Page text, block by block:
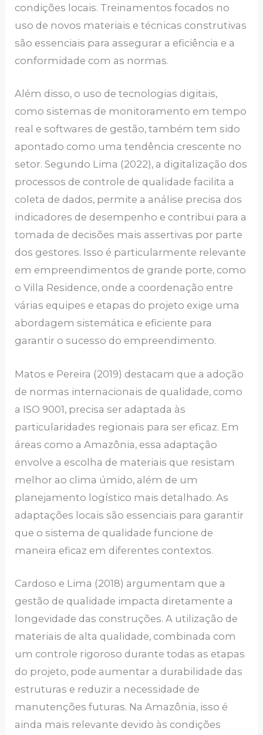
condições locais. Treinamentos focados no
uso de novos materiais e técnicas construtivas
são essenciais para assegurar a eficiência e a
conformidade com as normas.
Além disso, o uso de tecnologias digitais,
como sistemas de monitoramento em tempo
real e softwares de gestão, também tem sido
apontado como uma tendência crescente no
setor. Segundo Lima (2022), a digitalização dos
processos de controle de qualidade facilita a
coleta de dados, permite a análise precisa dos
indicadores de desempenho e contribui para a
tomada de decisões mais assertivas por parte
dos gestores. Isso é particularmente relevante
em empreendimentos de grande porte, como
o Villa Residence, onde a coordenação entre
várias equipes e etapas do projeto exige uma
abordagem sistemática e eficiente para
garantir o sucesso do empreendimento.
Matos e Pereira (2019) destacam que a adoção
de normas internacionais de qualidade, como
a ISO 9001, precisa ser adaptada às
particularidades regionais para ser eficaz. Em
áreas como a Amazônia, essa adaptação
envolve a escolha de materiais que resistam
melhor ao clima úmido, além de um
planejamento logístico mais detalhado. As
adaptações locais são essenciais para garantir
que o sistema de qualidade funcione de
maneira eficaz em diferentes contextos.
Cardoso e Lima (2018) argumentam que a
gestão de qualidade impacta diretamente a
longevidade das construções. A utilização de
materiais de alta qualidade, combinada com
um controle rigoroso durante todas as etapas
do projeto, pode aumentar a durabilidade das
estruturas e reduzir a necessidade de
manutenções futuras. Na Amazônia, isso é
ainda mais relevante devido às condições